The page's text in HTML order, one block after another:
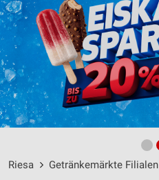
Riesa Getränkemärkte Filialen